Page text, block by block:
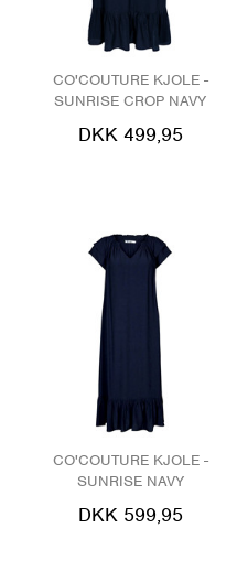
CO'COUTURE KJOLE -
SUNRISE CROP NAVY
DKK 499,95
CO'COUTURE KJOLE -
SUNRISE NAVY
DKK 599,95